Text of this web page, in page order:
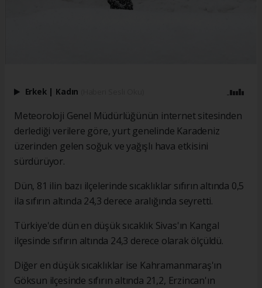
Erkek | Kadın
Meteoroloji Genel Müdürlüğünün internet sitesinden
derlediği verilere göre, yurt genelinde Karadeniz
üzerinden gelen soğuk ve yağışlı hava etkisini
sürdürüyor.
Dün, 81 ilin bazı ilçelerinde sıcaklıklar sıfırın altında 0,5
ila sıfırın altında 24,3 derece aralığında seyretti.
Türkiye'de dün en düşük sıcaklık Sivas'ın Kangal
ilçesinde sıfırın altında 24,3 derece olarak ölçüldü.
Diğer en düşük sıcaklıklar ise Kahramanmaraş'ın
Göksun ilçesinde sıfırın altında 21,2, Erzincan'ın